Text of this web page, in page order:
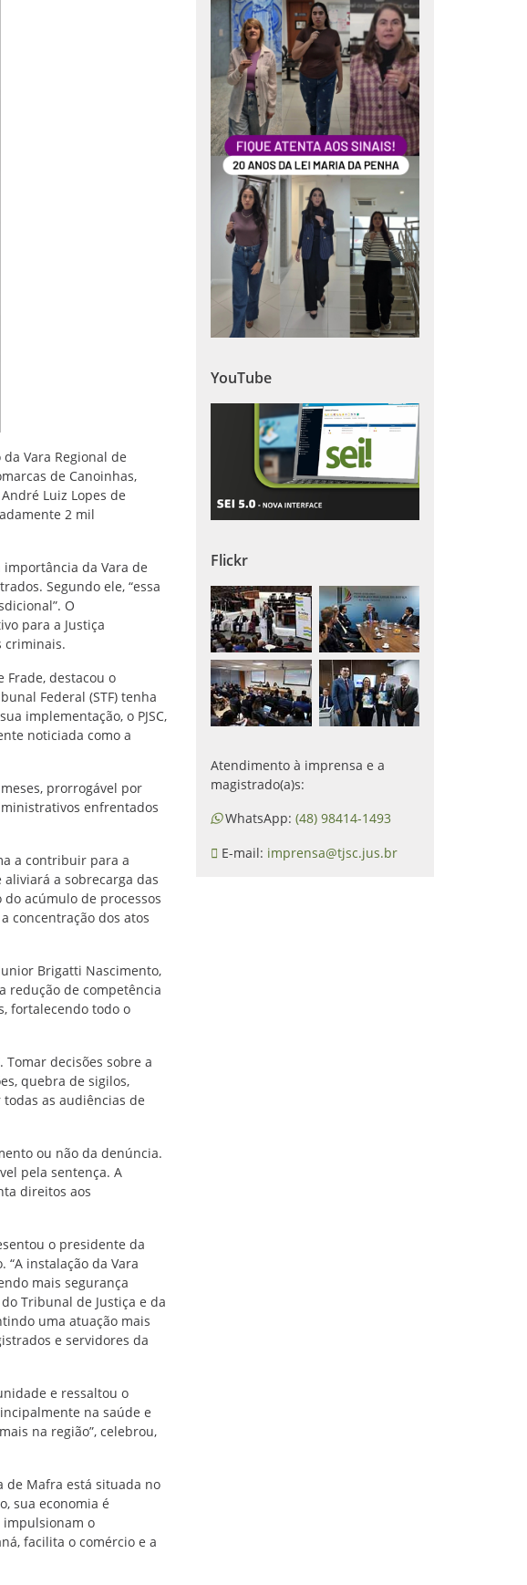
Vara Regional de
de Canoinhas,
Luiz Lopes de
2 mil
importância da Vara de
Segundo ele, “essa
O
para a Justiça
criminais.
destacou o
Federal (STF) tenha
implementação, o PJSC,
noticiada como a
prorrogável por
enfrentados
a contribuir para a
a sobrecarga das
acúmulo de processos
concentração dos atos
Brigatti Nascimento,
redução de competência
fortalecendo todo o
decisões sobre a
quebra de sigilos,
as audiências de
ou não da denúncia.
pela sentença. A
direitos aos
o presidente da
instalação da Vara
mais segurança
Tribunal de Justiça e da
uma atuação mais
e servidores da
e ressaltou o
na saúde e
na região”, celebrou,
de Mafra está situada no
sua economia é
impulsionam o
facilita o comércio e a
YouTube
Flickr
Atendimento à imprensa e a
magistrado(a)s:
WhatsApp: (48) 98414-1493
E-mail: imprensa@tjsc.jus.br